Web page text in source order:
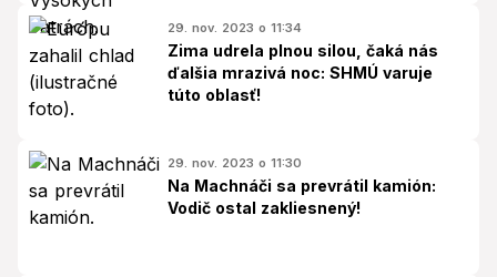
29. nov. 2023 o 11:34
Zima udrela plnou silou, čaká nás
ďalšia mrazivá noc: SHMÚ varuje
túto oblasť!
29. nov. 2023 o 11:30
Na Machnáči sa prevrátil kamión:
Vodič ostal zakliesnený!